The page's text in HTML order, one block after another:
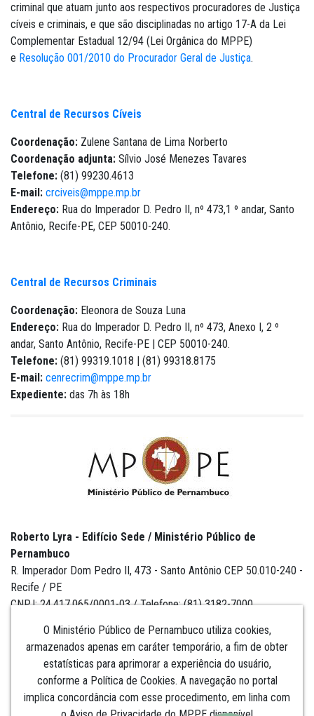
criminal que atuam junto aos respectivos procuradores de Justiça
cíveis e criminais, e que são disciplinadas no artigo 17-A da Lei
Complementar Estadual 12/94 (Lei Orgânica do MPPE)
e Resolução 001/2010 do Procurador Geral de Justiça.
Central de Recursos Cíveis
Coordenação: Zulene Santana de Lima Norberto
Coordenação adjunta: Sílvio José Menezes Tavares
Telefone: (81) 99230.4613
E-mail: crciveis@mppe.mp.br
Endereço: Rua do Imperador D. Pedro II, nº 473,1 º andar, Santo
Antônio, Recife-PE, CEP 50010-240.
Central de Recursos Criminais
Coordenação: Eleonora de Souza Luna
Endereço: Rua do Imperador D. Pedro II, nº 473, Anexo I, 2 º
andar, Santo Antônio, Recife-PE | CEP 50010-240.
Telefone: (81) 99319.1018 | (81) 99318.8175
E-mail: cenrecrim@mppe.mp.br
Expediente: das 7h às 18h
O Ministério Público de Pernambuco utiliza cookies,
armazenados apenas em caráter temporário, a fim de obter
estatísticas para aprimorar a experiência do usuário,
conforme a Política de Cookies. A navegação no portal
implica concordância com esse procedimento, em linha com
Roberto Lyra - Edifício Sede / Ministério Público de
Pernambuco
R. Imperador Dom Pedro II, 473 - Santo Antônio CEP 50.010-240 -
Recife / PE
CNPJ: 24.417.065/0001-03 / Telefone: (81) 3182-7000
Institucional
Comunicação